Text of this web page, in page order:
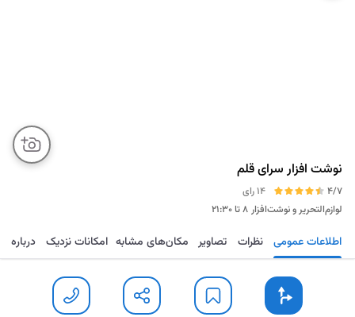
نوشت افزار سرای قلم
4/7
14 رای
لوازم‌التحریر و نوشت‌افزار ۸ تا ۲۱:۳۰
مسیریابی ذخیره ارسال تماس اطلاعات عمومی نظرات تصاویر مکان‌های مشابه امکانات نزدیک درباره